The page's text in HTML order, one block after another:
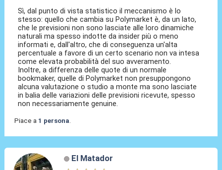
Sì, dal punto di vista statistico il meccanismo è lo
stesso: quello che cambia su Polymarket è, da un lato,
che le previsioni non sono lasciate alle loro dinamiche
naturali ma spesso indotte da insider più o meno
informati e, dall'altro, che di conseguenza un'alta
percentuale a favore di un certo scenario non va intesa
come elevata probabilità del suo avveramento.
Inoltre, a differenza delle quote di un normale
bookmaker, quelle di Polymarket non presuppongono
alcuna valutazione o studio a monte ma sono lasciate
in balia delle variazioni delle previsioni ricevute, spesso
non necessariamente genuine.
Piace a 1 persona.
El Matador